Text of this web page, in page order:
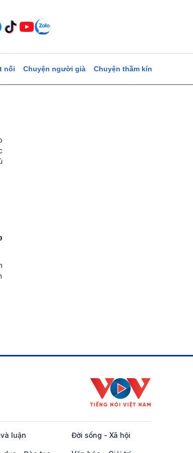
nối Chuyện người già Chuyện thầm kín
luận Đời sống - Xã hội